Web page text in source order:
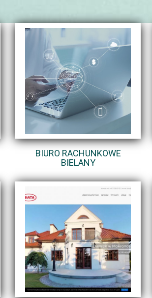
BIURO RACHUNKOWE
BIELANY